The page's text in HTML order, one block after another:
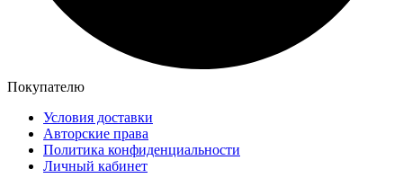
Покупателю
Условия доставки
Авторские права
Политика конфиденциальности
Личный кабинет